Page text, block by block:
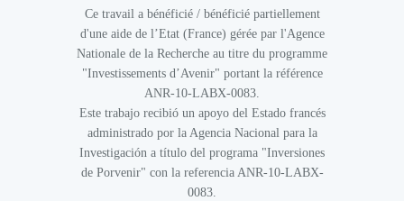
Ce travail a bénéficié / bénéficié partiellement
d'une aide de l’Etat (France) gérée par l'Agence
Nationale de la Recherche au titre du programme
"Investissements d’Avenir" portant la référence
ANR-10-LABX-0083.
Este trabajo recibió un apoyo del Estado francés
administrado por la Agencia Nacional para la
Investigación a título del programa "Inversiones
de Porvenir" con la referencia ANR-10-LABX-
0083.